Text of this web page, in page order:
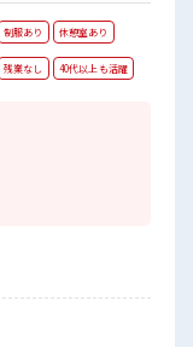
制服あり 休憩室あり
残業なし 40代以上も活躍